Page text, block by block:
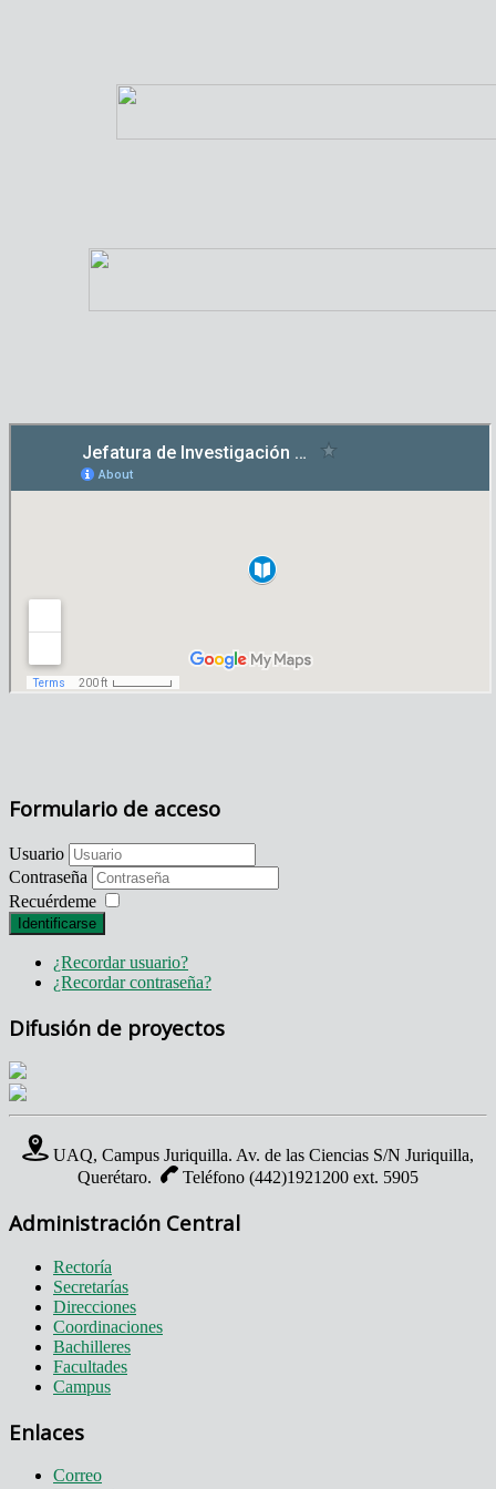
Formulario de acceso
Usuario
Contraseña
Recuérdeme
Identificarse
¿Recordar usuario?
¿Recordar contraseña?
Difusión de proyectos
UAQ, Campus Juriquilla. Av. de las Ciencias S/N Juriquilla,
Querétaro.
Teléfono (442)1921200 ext. 5905
Administración Central
Rectoría
Secretarías
Direcciones
Coordinaciones
Bachilleres
Facultades
Campus
Enlaces
Correo